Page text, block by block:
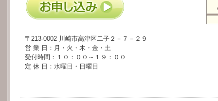
〒213-0002 川崎市高津区二子２－７－２９
営 業 日：月・火・木・金・土
受付時間：１０：００～１９：００
定 休 日：水曜日・日曜日